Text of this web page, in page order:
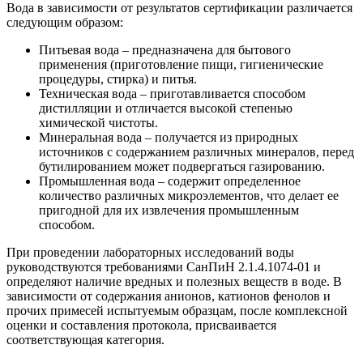
Вода в зависимости от результатов сертификации различается
следующим образом:
Питьевая вода – предназначена для бытового
применения (приготовление пищи, гигиенические
процедуры, стирка) и питья.
Техническая вода – приготавливается способом
дистилляции и отличается высокой степенью
химической чистоты.
Минеральная вода – получается из природных
источников с содержанием различных минералов, перед
бутилированием может подвергаться газированию.
Промышленная вода – содержит определенное
количество различных микроэлементов, что делает ее
пригодной для их извлечения промышленным
способом.
При проведении лабораторных исследований воды
руководствуются требованиями СанПиН 2.1.4.1074-01 и
определяют наличие вредных и полезных веществ в воде. В
зависимости от содержания анионов, катионов фенолов и
прочих примесей испытуемым образцам, после комплексной
оценки и составления протокола, присваивается
соответствующая категория.